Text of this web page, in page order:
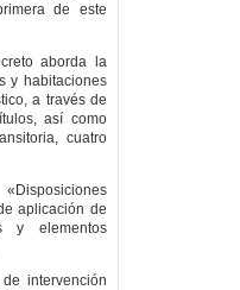
de este
aborda la
y habitaciones
a través de
así como
cuatro
aplicación de
y elementos
intervención